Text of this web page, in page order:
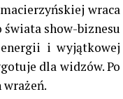
wraca
show-biznesu
i wyjątkowej
dla widzów. Po